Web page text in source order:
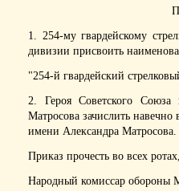
1. 254-му гвардейскому
дивизии присвоить
"254-й гвардейский
2. Героя Советского Союза
Матросова зачислить
имени Александра Матросова.
Приказ прочесть во всех
Народный комиссар